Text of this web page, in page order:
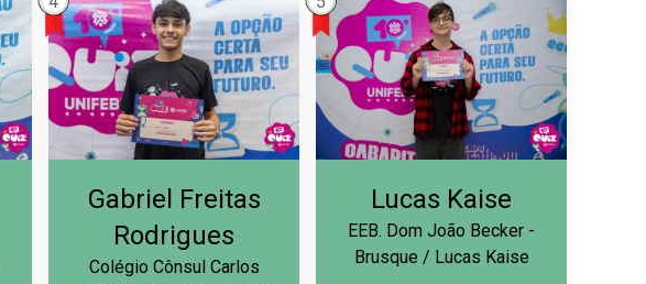
Gabriel Freitas
Rodrigues
Colégio Cônsul Carlos
Lucas Kaise
EEB. Dom João Becker -
Brusque / Lucas Kaise